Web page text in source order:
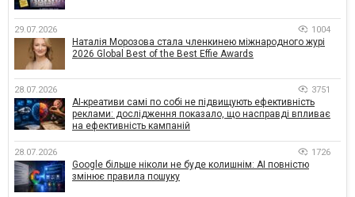
29.07.2026 1004
Наталія Морозова стала членкинею міжнародного журі
2026 Global Best of the Best Effie Awards
28.07.2026 3751
AI-креативи самі по собі не підвищують ефективність
реклами: дослідження показало, що насправді впливає
на ефективність кампаній
28.07.2026 1726
Google більше ніколи не буде колишнім: AI повністю
змінює правила пошуку